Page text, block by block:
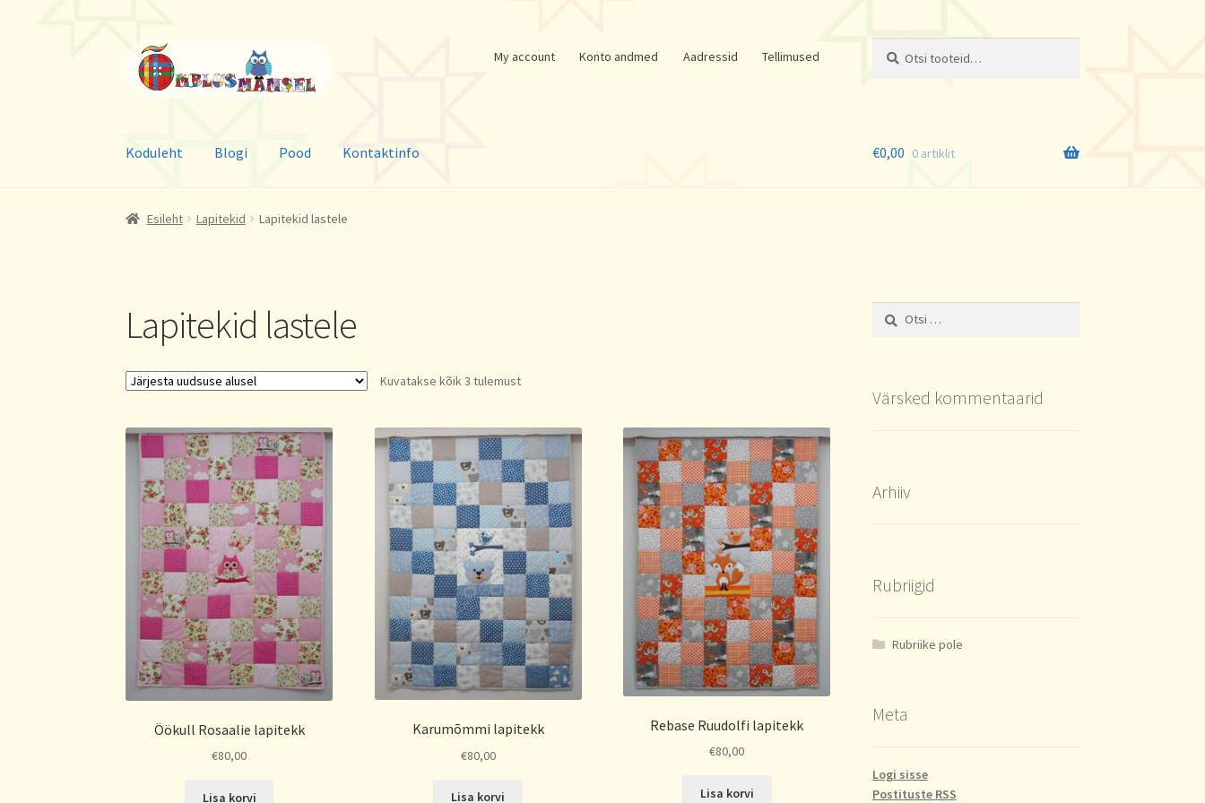
Liigu
navigeerimisele
Liigu
sisu
juurde
My account Konto andmed Aadressid Tellimused
Koduleht Blogi Pood Kontaktinfo €0,00 0 artiklit
Esileht Lapitekid Lapitekid lastele
Lapitekid lastele
Kuvatakse kõik 3 tulemustSorted
Öökull Rosaalie lapitekk
€80,00
Lisa korvi
Karumõmmi lapitekk
€80,00
Lisa korvi
Rebase Ruudolfi lapitekk
€80,00
Lisa korvi
Otsi:
Värsked kommentaarid
Arhiiv
Rubriigid
Rubriike pole
Meta
Logi sisse
Postituste RSS